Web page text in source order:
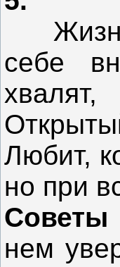
себе
Любит,
но при
Советы
нем